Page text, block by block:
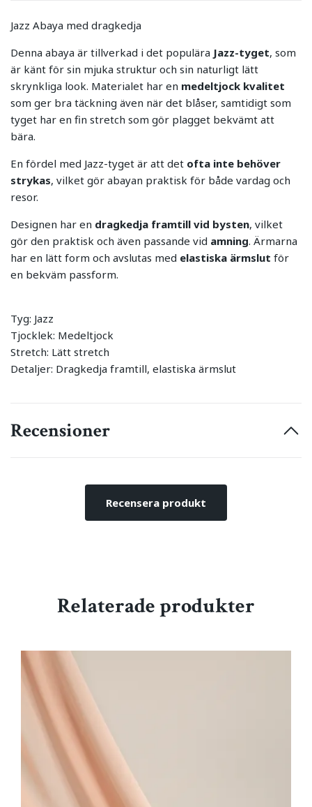
Jazz Abaya med dragkedja
Denna abaya är tillverkad i det populära Jazz-tyget, som
är känt för sin mjuka struktur och sin naturligt lätt
skrynkliga look. Materialet har en medeltjock kvalitet
som ger bra täckning även när det blåser, samtidigt som
tyget har en fin stretch som gör plagget bekvämt att
bära.
En fördel med Jazz-tyget är att det ofta inte behöver
strykas, vilket gör abayan praktisk för både vardag och
resor.
Designen har en dragkedja framtill vid bysten, vilket
gör den praktisk och även passande vid amning. Ärmarna
har en lätt form och avslutas med elastiska ärmslut för
en bekväm passform.
Tyg: Jazz
Tjocklek: Medeltjock
Stretch: Lätt stretch
Detaljer: Dragkedja framtill, elastiska ärmslut
Recensioner
Recensera produkt
Relaterade produkter